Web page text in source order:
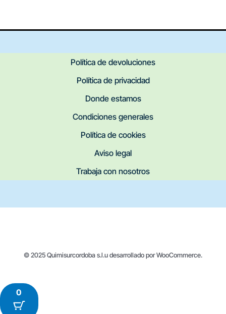
Política de devoluciones
Política de privacidad
Donde estamos
Condiciones generales
Política de cookies
Aviso legal
Trabaja con nosotros
© 2025 Quimisurcordoba s.l.u desarrollado por WooCommerce.
0